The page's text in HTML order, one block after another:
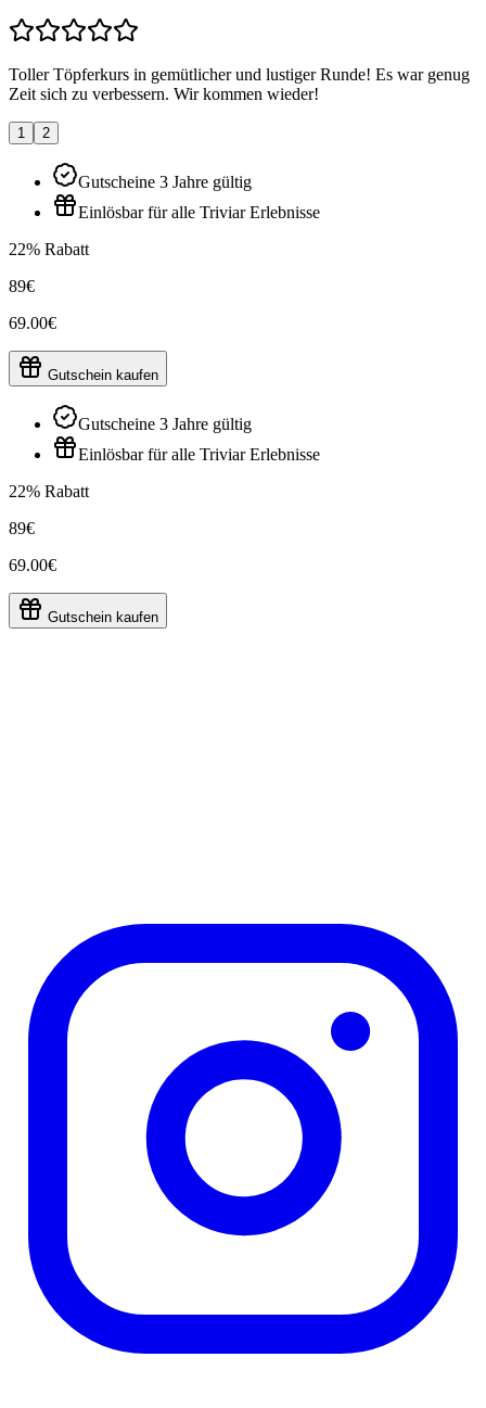
Toller Töpferkurs in gemütlicher und lustiger Runde! Es war genug
Zeit sich zu verbessern. Wir kommen wieder!
1 2
Gutscheine 3 Jahre gültig
Einlösbar für alle Triviar Erlebnisse
22% Rabatt
89€
69.00€
Gutschein kaufen
Gutscheine 3 Jahre gültig
Einlösbar für alle Triviar Erlebnisse
22% Rabatt
89€
69.00€
Gutschein kaufen